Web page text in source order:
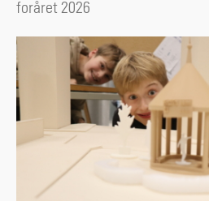
foråret 2026